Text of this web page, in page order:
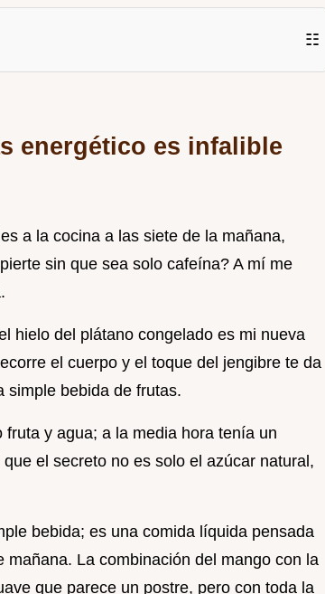
☷
energético es infalible
a la cocina a las siete de la mañana,
sin que sea solo cafeína? A mí me
hielo del plátano congelado es mi nueva
el cuerpo y el toque del jengibre te da
simple bebida de frutas.
y agua; a la media hora tenía un
el secreto no es solo el azúcar natural,
bebida; es una comida líquida pensada
La combinación del mango con la
que parece un postre, pero con toda la